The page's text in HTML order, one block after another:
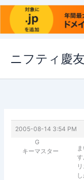
ス
ニフティ慶
2005-08-14 3:54 PM
G
キーマスター